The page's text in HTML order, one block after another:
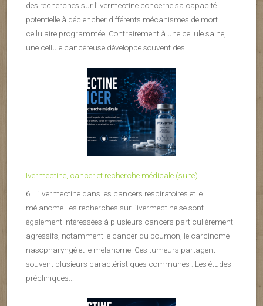
des recherches sur l’ivermectine concerne sa capacité
potentielle à déclencher différents mécanismes de mort
cellulaire programmée. Contrairement à une cellule saine,
une cellule cancéreuse développe souvent des...
Ivermectine, cancer et recherche médicale (suite)
6. L’ivermectine dans les cancers respiratoires et le
mélanome Les recherches sur l’ivermectine se sont
également intéressées à plusieurs cancers particulièrement
agressifs, notamment le cancer du poumon, le carcinome
nasopharyngé et le mélanome. Ces tumeurs partagent
souvent plusieurs caractéristiques communes : Les études
précliniques...